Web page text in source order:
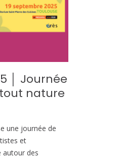
│ Journée
nature
une journée de
et
autour des